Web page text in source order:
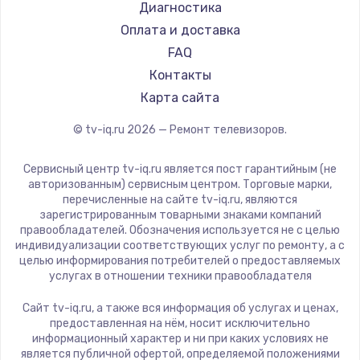
Замена видеокарты
1600 руб.
Заказать
Ремонт разъема питания
880 руб.
Заказать
Замена видеочипа
2745 руб.
Заказать
2600 руб.
Заказать
Hyundai
Doffler
Hiper
Grundig
HITACHI
Yandex
National
iFFALCON
Tuvio
Nord
BenQ
Диагностика
Оплата и доставка
FAQ
Контакты
Карта сайта
© tv-iq.ru 2026 — Ремонт телевизоров.
Сервисный центр tv-iq.ru является пост гарантийным (не
авторизованным) сервисным центром. Торговые марки,
перечисленные на сайте tv-iq.ru, являются
зарегистрированным товарными знаками компаний
правообладателей. Обозначения используется не с целью
индивидуализации соответствующих услуг по ремонту, а с
целью информирования потребителей о предоставляемых
услугах в отношении техники правообладателя
Сайт tv-iq.ru, а также вся информация об услугах и ценах,
предоставленная на нём, носит исключительно
информационный характер и ни при каких условиях не
является публичной офертой, определяемой положениями